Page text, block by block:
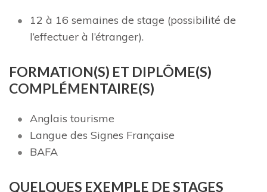
12 à 16 semaines de stage (possibilité de
l’effectuer à l’étranger).
FORMATION(S) ET DIPLÔME(S)
COMPLÉMENTAIRE(S)
Anglais tourisme
Langue des Signes Française
BAFA
QUELQUES EXEMPLE DE STAGES